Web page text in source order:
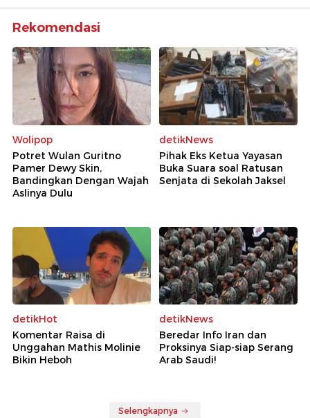
Rekomendasi
Wolipop
Potret Wulan Guritno
Pamer Dewy Skin,
Bandingkan Dengan Wajah
Aslinya Dulu
detikNews
Pihak Eks Ketua Yayasan
Buka Suara soal Ratusan
Senjata di Sekolah Jaksel
detikHot
Komentar Raisa di
Unggahan Mathis Molinie
Bikin Heboh
detikNews
Beredar Info Iran dan
Proksinya Siap-siap Serang
Arab Saudi!
Selengkapnya